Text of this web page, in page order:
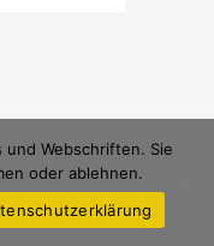
und Webschriften. Sie
oder ablehnen.